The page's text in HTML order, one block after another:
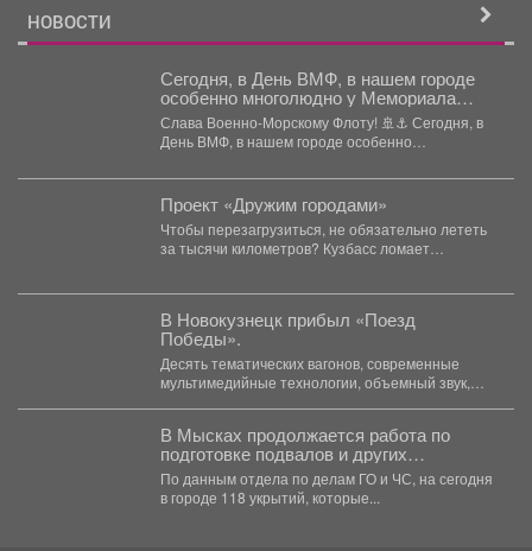
НОВОСТИ
Сегодня, в День ВМФ, в нашем городе
особенно многолюдно у Мемориала
Славы.
Слава Военно-Морскому Флоту! 🚢⚓️ Сегодня, в
День ВМФ, в нашем городе особенно
Проект «Дружим городами»
Чтобы перезагрузиться, не обязательно лететь
за тысячи километров? Кузбасс ломает
В Новокузнецк прибыл «Поезд
Победы».
Десять тематических вагонов, современные
мультимедийные технологии, объемный звук,
В Мысках продолжается работа по
подготовке подвалов и других
заглубленных помещений для укрытия
населения на случай возникновения
чрезвычайных ситуаций
По данным отдела по делам ГО и ЧС, на сегодня
в городе 118 укрытий, которые...